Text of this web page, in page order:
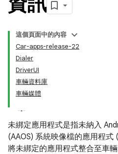
這個頁面中的內容
Car-apps-release-22
Dialer
DriverUI
車輛資料庫
車輛媒體
未綁定應用程式是指未納入
(AAOS) 系統映像檔的應用程
將未綁定的應用程式整合至車